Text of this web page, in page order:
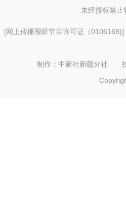
未经授权禁
[网上传播视听节目许可证（0106168)]
制作：中新社新疆分社